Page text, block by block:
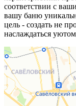
соответствии с
вашу баню
цель - создать не
наслаждаться